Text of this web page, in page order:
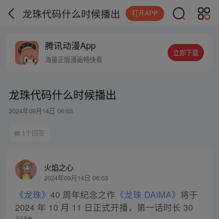
龙珠代码什么时候播出 打开APP
腾讯动漫App
海量正版漫画畅快看
立即下载
龙珠代码什么时候播出
2024年09月14日 06:03
1个回答
火焰之心
2024年09月14日 06:03
《龙珠》 40 周年纪念之作 《龙珠 DAIMA》 将于
2024 年 10 月 11 日正式开播，第一话时长 30